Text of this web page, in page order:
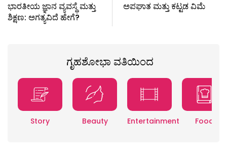
ಭಾರತೀಯ ಜ್ಞಾನ ವ್ಯವಸ್ಥೆ ಮತ್ತು
ಶಿಕ್ಷಣ: ಅಗತ್ಯವಿದೆ ಹೇಗೆ?
ಅಪಘಾತ ಮತ್ತು ಕಟ್ಟಡ ವಿಮೆ
ಗೃಹಶೋಭಾ ವತಿಯಿಂದ
Story Beauty Entertainment Food